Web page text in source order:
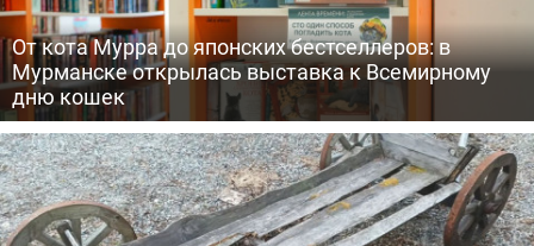
От кота Мурра до японских бестселлеров: в
Мурманске открылась выставка к Всемирному
дню кошек